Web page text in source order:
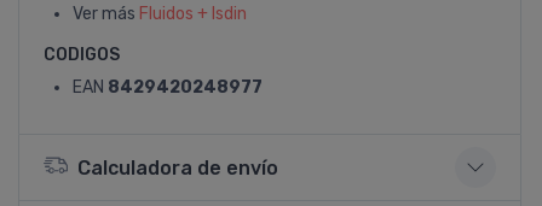
Ver más Fluidos + Isdin
CODIGOS
EAN 8429420248977
Calculadora de envío